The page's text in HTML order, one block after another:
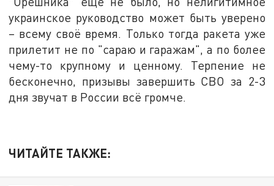
украинское руководство может быть уверено
– всему своё время. Только тогда ракета уже
прилетит не по "сараю и гаражам", а по более
чему-то крупному и ценному. Терпение не
бесконечно, призывы завершить СВО за 2-3
дня звучат в России всё громче.
ЧИТАЙТЕ ТАКЖЕ: